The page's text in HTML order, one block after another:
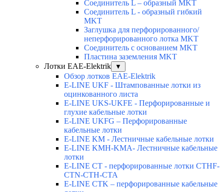
Соединитель L – образный MKT
Соединитель L - образный гибкий
MKT
Заглушка для перфорированного/
неперфорированного лотка MKT
Соединитель с основанием MKT
Пластина заземления MKT
Лотки EAE-Elektrik
▼
Обзор лотков EAE-Elektrik
E-LINE UKF - Штампованные лотки из
оцинкованного листа
E-LINE UKS-UKFE - Перфорированные и
глухие кабельные лотки
E-LINE UKFG – Перфорированные
кабельные лотки
E-LINE KM - Лестничные кабельные лотки
E-LINE KMH-KMA- Лестничные кабельные
лотки
E-LINE CT - перфорированные лотки CTHF-
CTN-CTH-CTA
E-LINE CTK – перфорированные кабельные